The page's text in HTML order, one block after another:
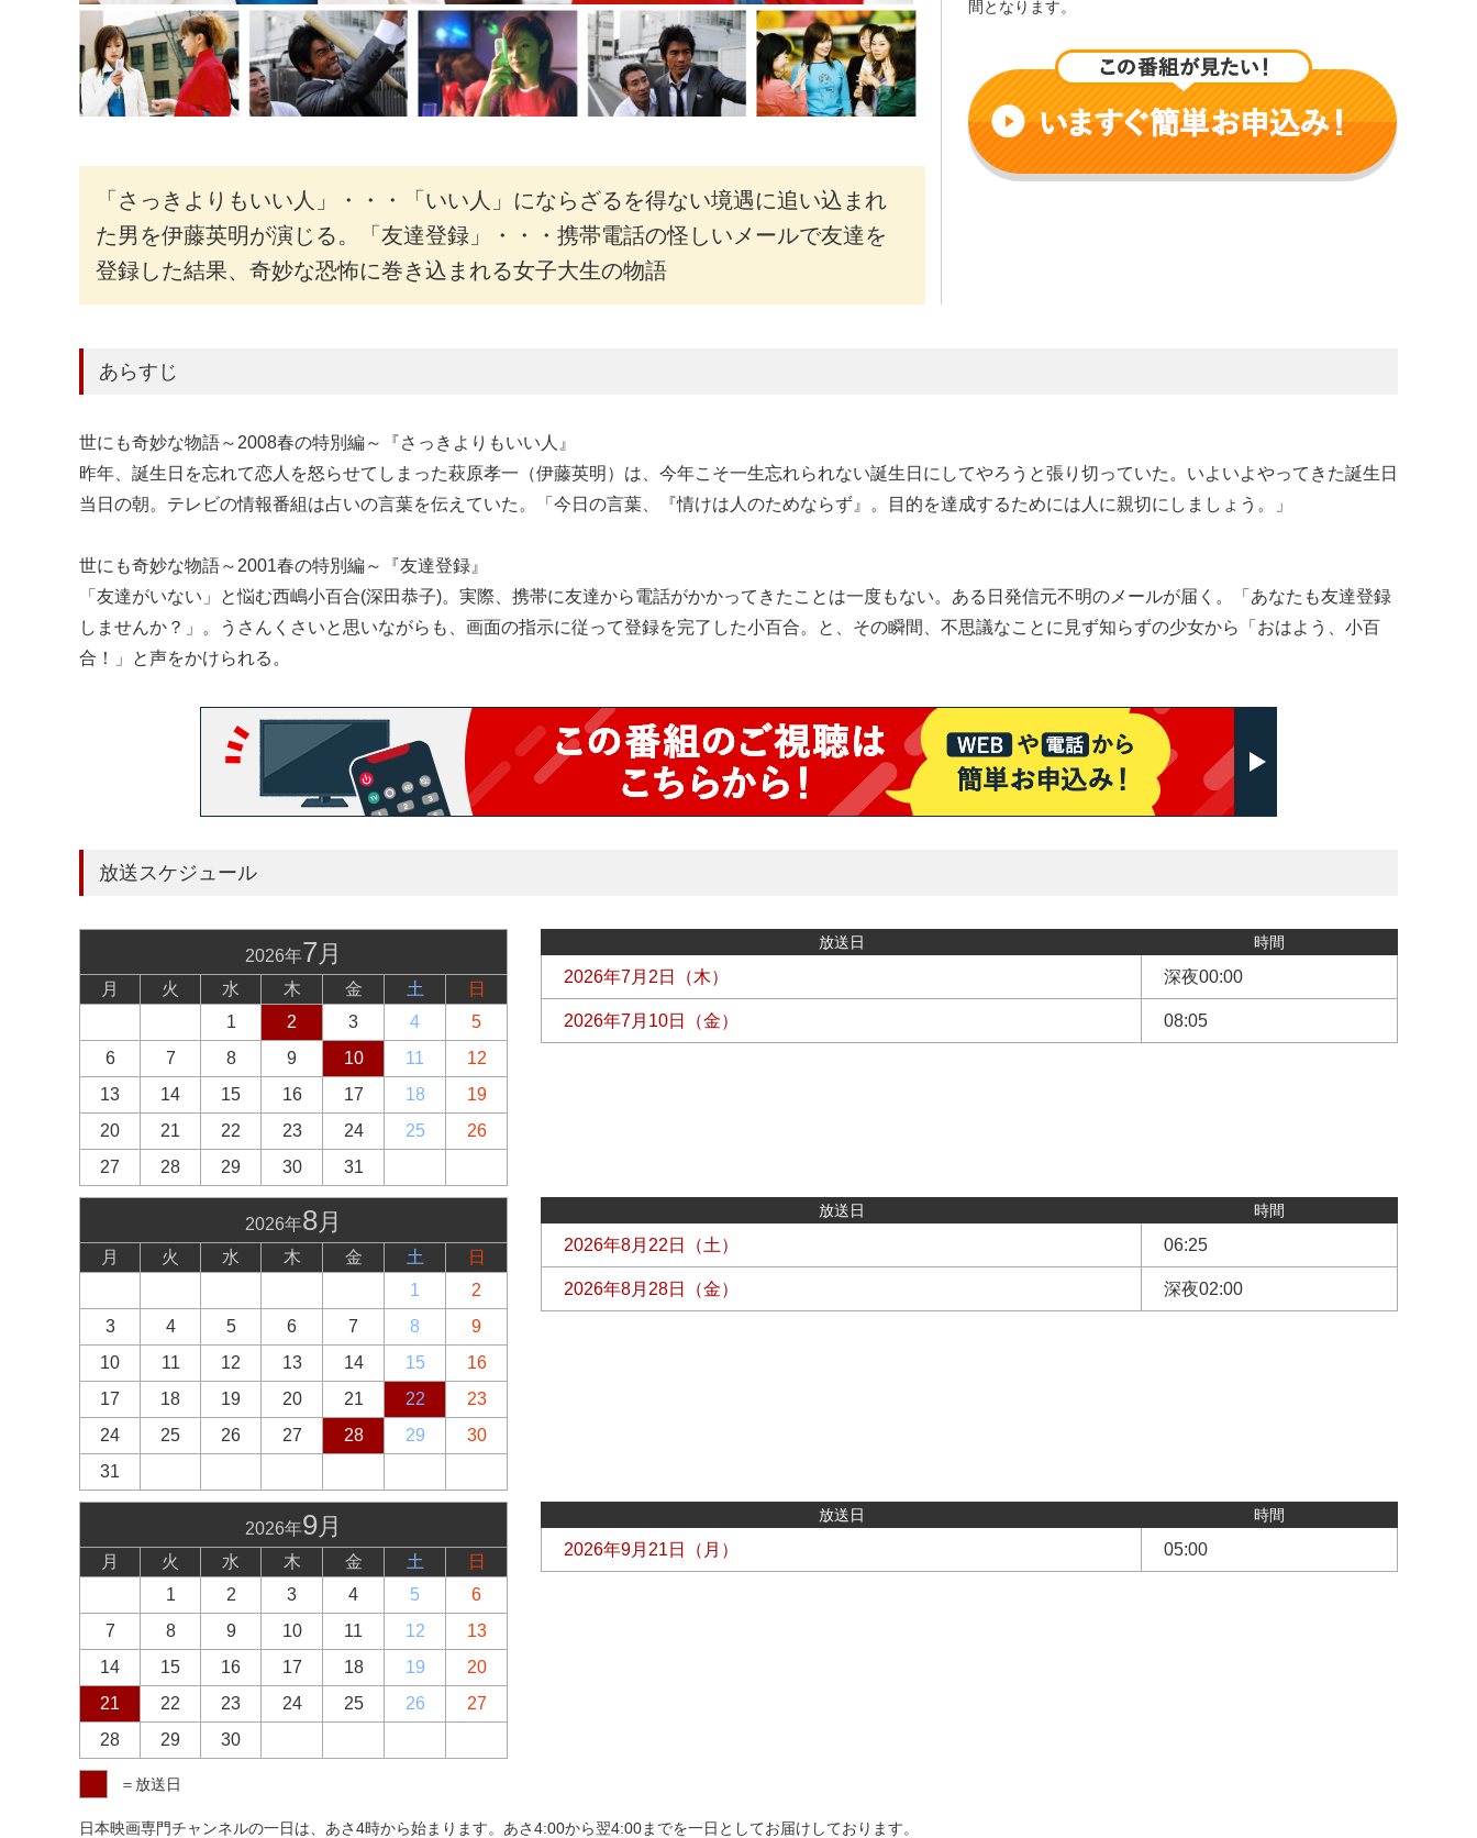
「さっきよりもいい人」・・・「いい人」にならざるを得ない境遇に追い込まれ
た男を伊藤英明が演じる。「友達登録」・・・携帯電話の怪しいメールで友達を
登録した結果、奇妙な恐怖に巻き込まれる女子大生の物語
間となります。
あらすじ
世にも奇妙な物語～2008春の特別編～『さっきよりもいい人』
昨年、誕生日を忘れて恋人を怒らせてしまった萩原孝一（伊藤英明）は、今年こそ一生忘れられない誕生日にしてやろうと張り切っていた。いよいよやってきた誕生日
当日の朝。テレビの情報番組は占いの言葉を伝えていた。「今日の言葉、『情けは人のためならず』。目的を達成するためには人に親切にしましょう。」
世にも奇妙な物語～2001春の特別編～『友達登録』
「友達がいない」と悩む西嶋小百合(深田恭子)。実際、携帯に友達から電話がかかってきたことは一度もない。ある日発信元不明のメールが届く。「あなたも友達登録
しませんか？」。うさんくさいと思いながらも、画面の指示に従って登録を完了した小百合。と、その瞬間、不思議なことに見ず知らずの少女から「おはよう、小百
合！」と声をかけられる。
放送スケジュール
2026年7月
月 火 水 木 金 土
日
1
2 3 4
5
6
7 8 9 10 11
12
13
14 15 16 17 18
19
20
21 22 23 24 25
26
27
28 29 30 31
放送日 時間
2026年7月2日（木） 深夜00:00
2026年7月10日（金） 08:05
2026年8月
月 火 水 木 金 土
日
1
2
3
4 5 6 7 8
9
10
11 12 13 14 15
16
17
18 19 20 21 22
23
24
25 26 27 28 29
30
31
放送日 時間
2026年8月22日（土） 06:25
2026年8月28日（金） 深夜02:00
2026年9月
月 火 水 木 金 土
日
1
2 3 4 5
6
7
8 9 10 11 12
13
14
15 16 17 18 19
20
21
22 23 24 25 26
27
28
29 30
放送日 時間
2026年9月21日（月） 05:00
＝放送日
日本映画専門チャンネルの一日は、あさ4時から始まります。あさ4:00から翌4:00までを一日としてお届けしております。